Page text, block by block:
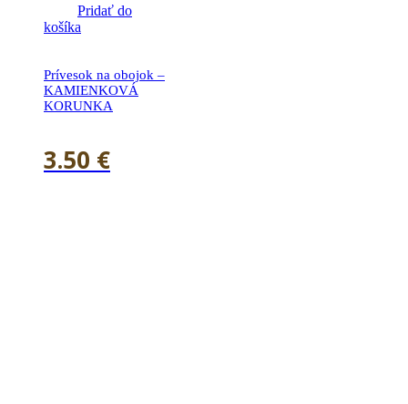
Pridať do
košíka
Prívesok na obojok –
KAMIENKOVÁ
KORUNKA
3.50 €